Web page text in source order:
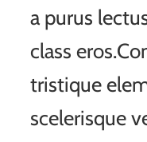
a purus
class
tristique
scelerisque